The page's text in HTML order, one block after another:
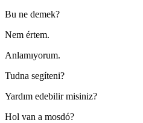
Bu ne demek?
Nem értem.
Anlamıyorum.
Tudna segíteni?
Yardım edebilir misiniz?
Hol van a mosdó?